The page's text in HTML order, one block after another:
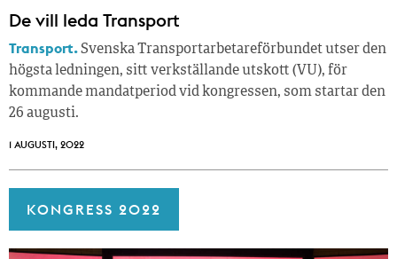
De vill leda Transport
Transport.Svenska Transportarbetareförbundet utser den
högsta ledningen, sitt verkställande utskott (VU), för
kommande mandatperiod vid kongressen, som startar den
26 augusti.
1 AUGUSTI, 2022
KONGRESS 2022